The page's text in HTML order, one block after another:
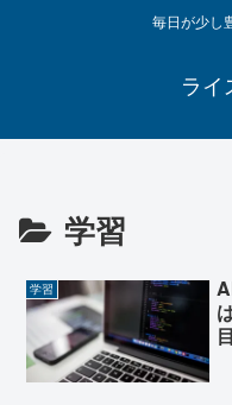
毎日が少し
ライ
学習
学習